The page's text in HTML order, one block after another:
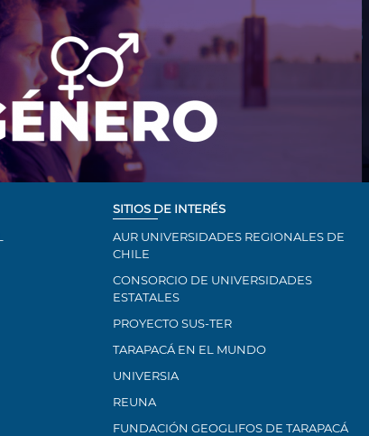
SITIOS DE INTERÉS
AUR UNIVERSIDADES REGIONALES DE
CHILE
CONSORCIO DE UNIVERSIDADES
ESTATALES
PROYECTO SUS-TER
TARAPACÁ EN EL MUNDO
UNIVERSIA
REUNA
FUNDACIÓN GEOGLIFOS DE TARAPACÁ